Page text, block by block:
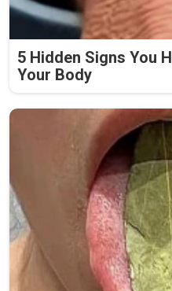
5 Hidden Signs You
Your Body